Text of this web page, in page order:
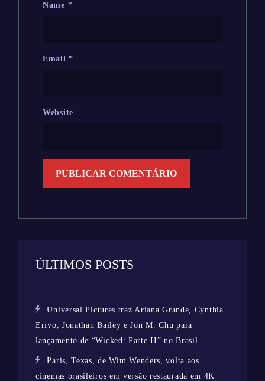
Name *
Email*
Website
ÚLTIMOS POSTS
Universal Pictures traz Ariana Grande, Cynthia
Erivo, Jonathan Bailey e Jon M. Chu para
lançamento de “Wicked: Parte II” no Brasil
Paris, Texas, de Wim Wenders, volta aos
cinemas brasileiros em versão restaurada em 4K